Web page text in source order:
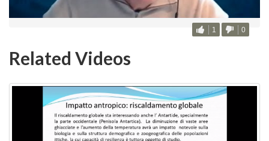
1 0
Related Videos